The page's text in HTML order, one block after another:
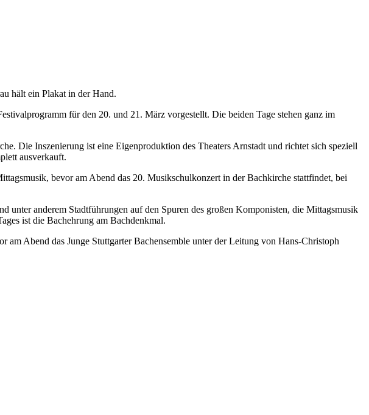
für den 20. und 21. März vorgestellt. Die beiden Tage stehen ganz im
Die Inszenierung ist eine Eigenproduktion des Theaters Arnstadt und richtet sich speziell
ausverkauft.
bevor am Abend das 20. Musikschulkonzert in der Bachkirche stattfindet, bei
unter anderem Stadtführungen auf den Spuren des großen Komponisten, die Mittagsmusik
ist die Bachehrung am Bachdenkmal.
Abend das Junge Stuttgarter Bachensemble unter der Leitung von Hans-Christoph